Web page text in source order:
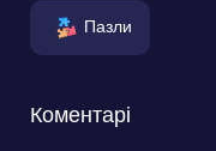
Пазли
Коментарі